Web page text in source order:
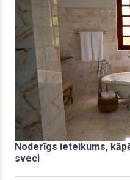
Noderīgs ieteikums,
sveci